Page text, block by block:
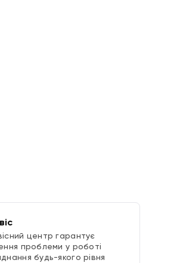
центр гарантує
проблеми у роботі
будь-якого рівня